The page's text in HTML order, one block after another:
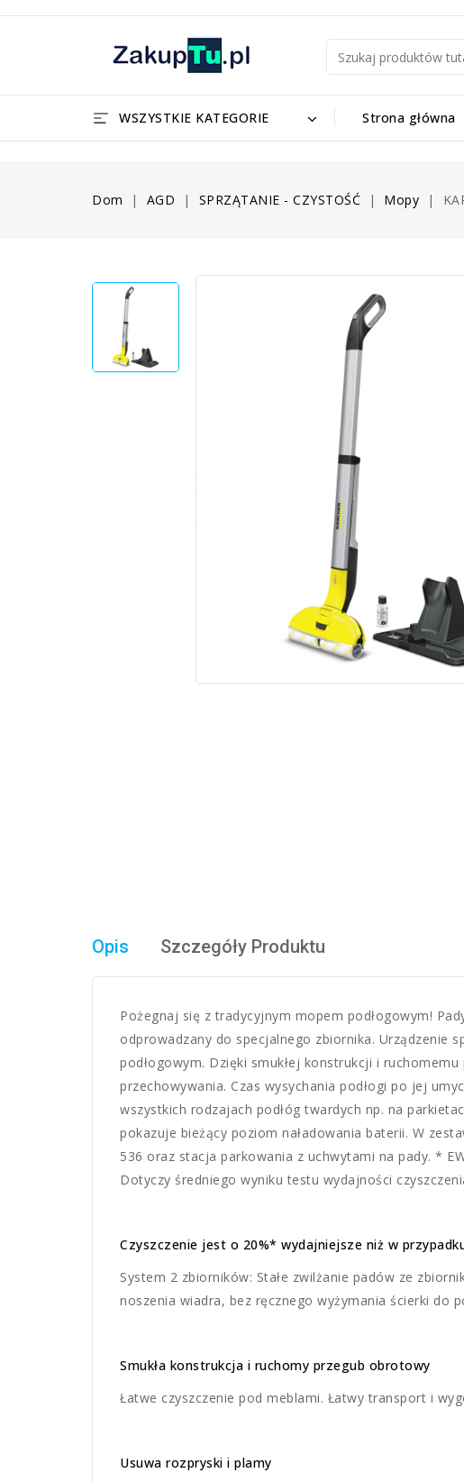
WSZYSTKIE KATEGORIE Strona główna
Dom AGD SPRZĄTANIE - CZYSTOŚĆ Mopy
Opis Szczegóły Produktu
Pożegnaj się z tradycyjnym mopem podłogowym!
odprowadzany do specjalnego zbiornika. Urządzenie
podłogowym. Dzięki smukłej konstrukcji i
przechowywania. Czas wysychania podłogi po jej
wszystkich rodzajach podłóg twardych np. na
pokazuje bieżący poziom naładowania baterii. W
536 oraz stacja parkowania z uchwytami na pady. *
Dotyczy średniego wyniku testu wydajności
Czyszczenie jest o 20%* wydajniejsze niż w
System 2 zbiorników: Stałe zwilżanie padów ze
noszenia wiadra, bez ręcznego wyżymania ścierki do
Smukła konstrukcja i ruchomy przegub obrotowy
Łatwe czyszczenie pod meblami. Łatwy transport i
Usuwa rozpryski i plamy